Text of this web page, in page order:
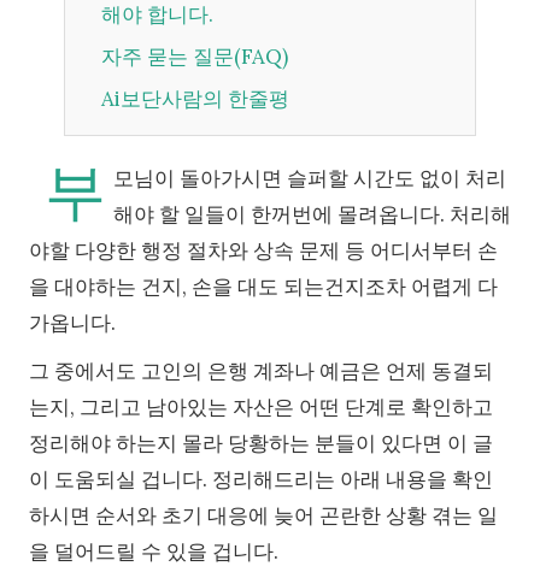
해야 합니다.
자주 묻는 질문(FAQ)
Ai보단사람의 한줄평
부 모님이 돌아가시면 슬퍼할 시간도 없이 처리
해야 할 일들이 한꺼번에 몰려옵니다. 처리해
야할 다양한 행정 절차와 상속 문제 등 어디서부터 손
을 대야하는 건지, 손을 대도 되는건지조차 어렵게 다
가옵니다.
그 중에서도 고인의 은행 계좌나 예금은 언제 동결되
는지, 그리고 남아있는 자산은 어떤 단계로 확인하고
정리해야 하는지 몰라 당황하는 분들이 있다면 이 글
이 도움되실 겁니다. 정리해드리는 아래 내용을 확인
하시면 순서와 초기 대응에 늦어 곤란한 상황 겪는 일
을 덜어드릴 수 있을 겁니다.